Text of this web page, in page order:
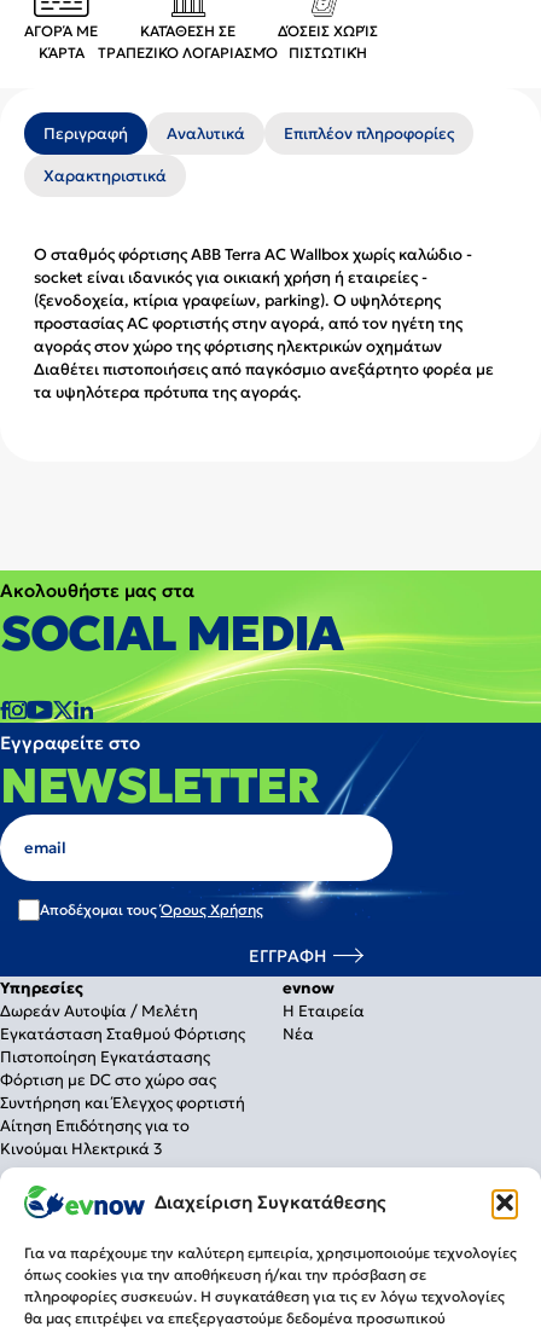
Διαχείριση Συγκατάθεσης
Για να παρέχουμε την καλύτερη εμπειρία, χρησιμοποιούμε τεχνολογίες
όπως cookies για την αποθήκευση ή/και την πρόσβαση σε
πληροφορίες συσκευών. Η συγκατάθεση για τις εν λόγω τεχνολογίες
θα μας επιτρέψει να επεξεργαστούμε δεδομένα προσωπικού
ΑΓΟΡΆ ΜΕ
ΚΆΡΤΑ
ΚΑΤΆΘΕΣΗ ΣΕ
ΤΡΑΠΕΖΙΚΌ ΛΟΓΑΡΙΑΣΜΌ
ΔΌΣΕΙΣ ΧΩΡΊΣ
ΠΙΣΤΩΤΙΚΉ
Περιγραφή Αναλυτικά Επιπλέον πληροφορίες
Χαρακτηριστικά
O σταθμός φόρτισης ABB Terra AC Wallbox χωρίς καλώδιο -
socket είναι ιδανικός για οικιακή χρήση ή εταιρείες -
(ξενοδοχεία, κτίρια γραφείων, parking). Ο υψηλότερης
προστασίας AC φορτιστής στην αγορά, από τον ηγέτη της
αγοράς στον χώρο της φόρτισης ηλεκτρικών οχημάτων
Διαθέτει πιστοποιήσεις από παγκόσμιο ανεξάρτητο φορέα με
τα υψηλότερα πρότυπα της αγοράς.
Ακολουθήστε μας στα
SOCIAL MEDIA
Εγγραφείτε στο
NEWSLETTER
Αποδέχομαι τουςΌρους Χρήσης
Υπηρεσίες
Δωρεάν Αυτοψία / Μελέτη
Εγκατάσταση Σταθμού Φόρτισης
Πιστοποίηση Εγκατάστασης
Φόρτιση με DC στο χώρο σας
Συντήρηση και Έλεγχος φορτιστή
Αίτηση Επιδότησης για το
Κινούμαι Ηλεκτρικά 3
evnow
Η Εταιρεία
Νέα
Λύσεις Φόρτισης
Για το σπίτι
Για δημόσια χρήση
Πληροφορίες
Τρόποι Πληρωμής